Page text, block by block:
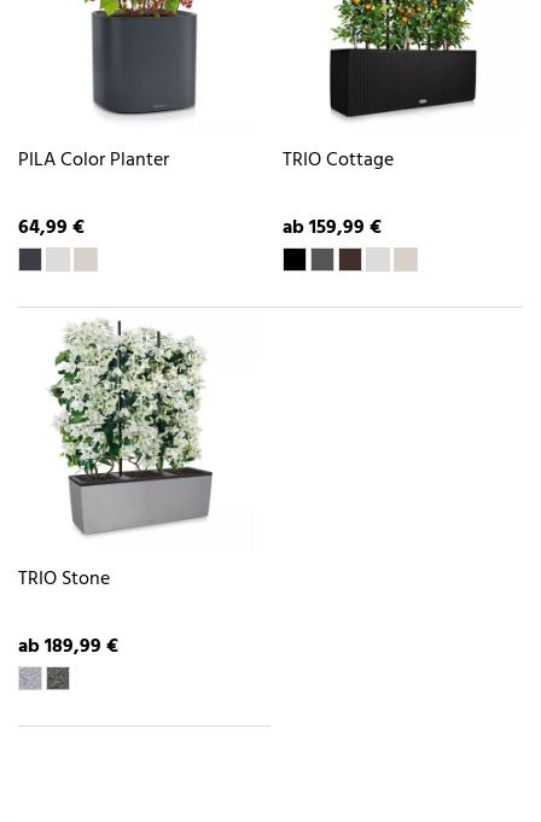
PILA Color Planter
64,99 €
TRIO Cottage
ab 159,99 €
TRIO Stone
ab 189,99 €